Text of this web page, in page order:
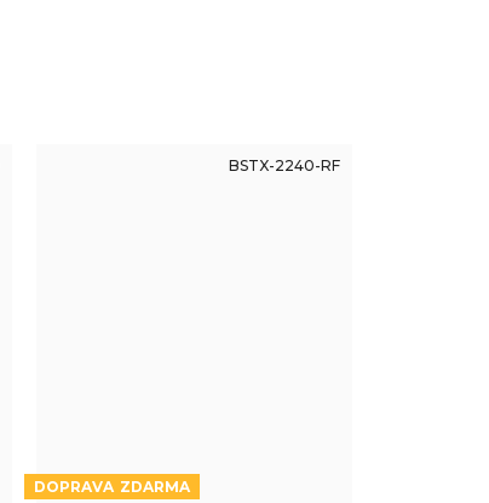
ZDARMA
BSTX-2240-RF